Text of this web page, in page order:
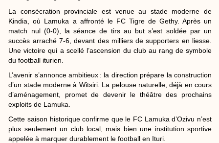
La consécration provinciale est venue au stade moderne de
Kindia, où Lamuka a affronté le FC Tigre de Gethy. Après un
match nul (0-0), la séance de tirs au but s’est soldée par un
succès arraché 7-6, devant des milliers de supporters en liesse.
Une victoire qui a scellé l’ascension du club au rang de symbole
du football iturien.
L’avenir s’annonce ambitieux : la direction prépare la construction
d’un stade moderne à Witsiri. La pelouse naturelle, déjà en cours
d’aménagement, promet de devenir le théâtre des prochains
exploits de Lamuka.
Cette saison historique confirme que le FC Lamuka d’Ozivu n’est
plus seulement un club local, mais bien une institution sportive
appelée à marquer durablement le football en Ituri.